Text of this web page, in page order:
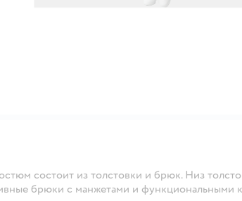
состоит из толстовки и брюк. Низ
брюки с манжетами и функциональными